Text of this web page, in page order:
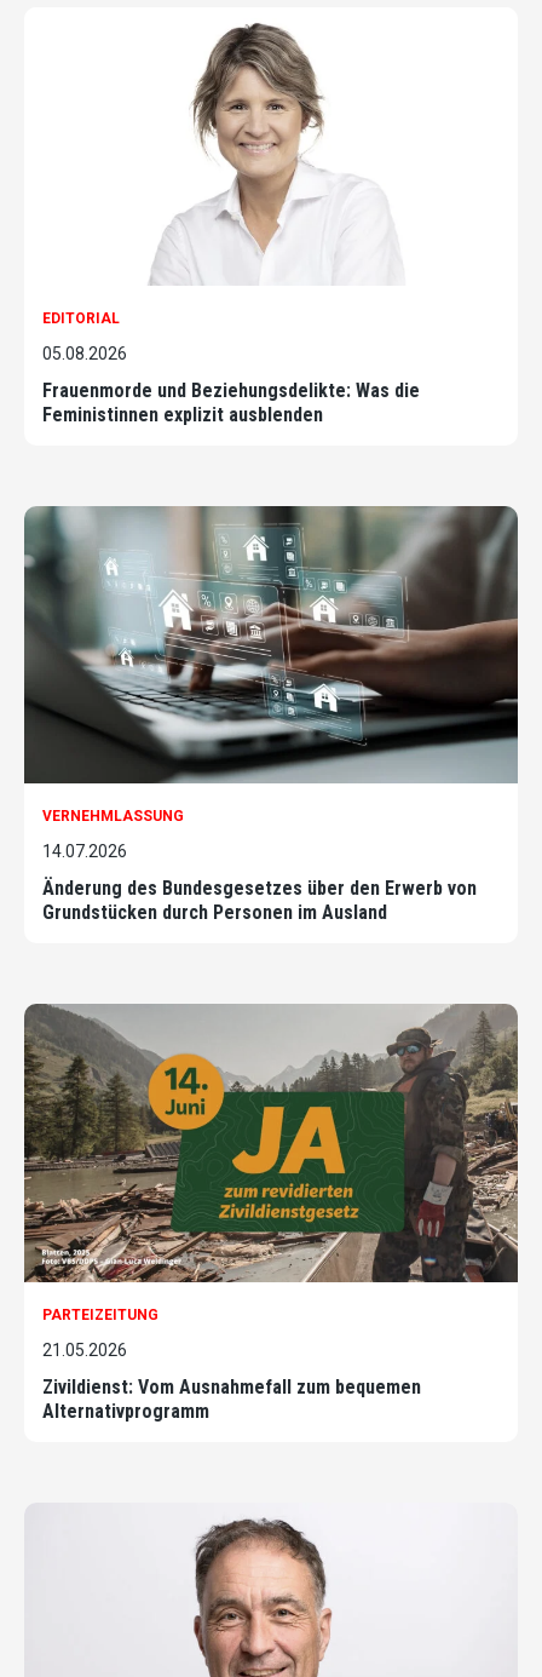
EDITORIAL
05.08.2026
Frauenmorde und Beziehungsdelikte: Was die
Feministinnen explizit ausblenden
VERNEHMLASSUNG
14.07.2026
Änderung des Bundesgesetzes über den Erwerb von
Grundstücken durch Personen im Ausland
PARTEIZEITUNG
21.05.2026
Zivildienst: Vom Ausnahmefall zum bequemen
Alternativprogramm